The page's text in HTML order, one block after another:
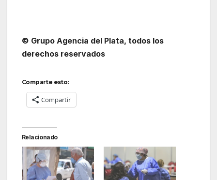
© Grupo Agencia del Plata, todos los
derechos reservados
Comparte esto:
Compartir
Relacionado